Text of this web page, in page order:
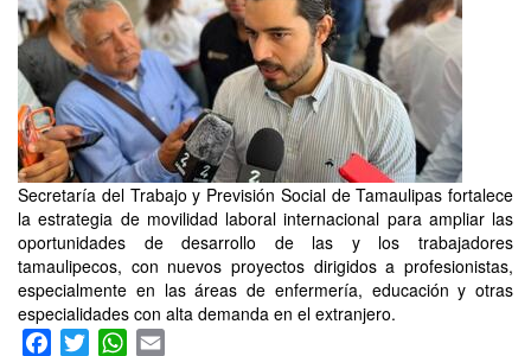
Secretaría del Trabajo y Previsión Social de Tamaulipas fortalece
la estrategia de movilidad laboral internacional para ampliar las
oportunidades de desarrollo de las y los trabajadores
tamaulipecos, con nuevos proyectos dirigidos a profesionistas,
especialmente en las áreas de enfermería, educación y otras
especialidades con alta demanda en el extranjero.
Facebook
TwitterWhatsApp